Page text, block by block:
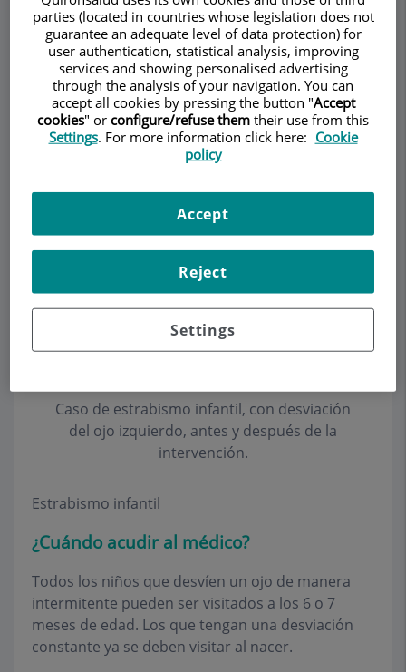
DescripciónServiciosEquipoContactoHorario
Pedir cita
Estrabismo
El estrabismo es la desviación ocular de uno o
ambos ojos. Puede ser una desviación horizontal
(el ojo se va hacia dentro o hacia fuera) o una
Caso de estrabismo infantil, con desviación
del ojo izquierdo, antes y después de la
intervención.
Estrabismo infantil
¿Cuándo acudir al médico?
Todos los niños que desvíen un ojo de manera
intermitente pueden ser visitados a los 6 o 7
meses de edad. Los que tengan una desviación
constante ya se deben visitar al nacer.
parties (located in countries whose legislation does not
guarantee an adequate level of data protection) for
user authentication, statistical analysis, improving
services and showing personalised advertising
through the analysis of your navigation. You can
accept all cookies by pressing the button "Accept
cookies" or configure/refuse them their use from this
Settings. For more information click here: Cookie
policy
Settings
Reject
Accept